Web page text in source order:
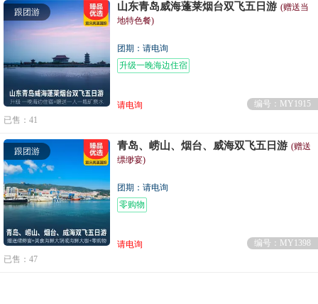
跟团游 山东青岛威海蓬莱烟台双飞五日游 (赠送当
地特色餐)
团期：请电询
升级一晚海边住宿
请电询
编号：MY1915
已售：41
跟团游 青岛、崂山、烟台、威海双飞五日游 (赠送
缥缈宴)
团期：请电询
零购物
请电询
编号：MY1398
已售：47